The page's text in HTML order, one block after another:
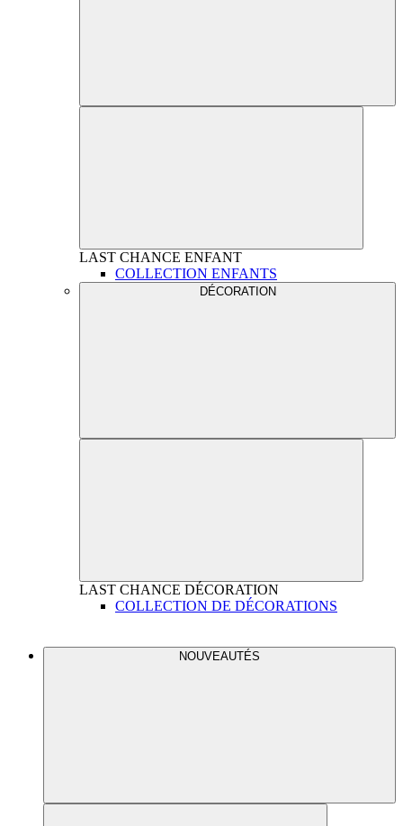
LAST CHANCE ENFANT
COLLECTION ENFANTS
DÉCORATION
LAST CHANCE DÉCORATION
COLLECTION DE DÉCORATIONS
NOUVEAUTÉS